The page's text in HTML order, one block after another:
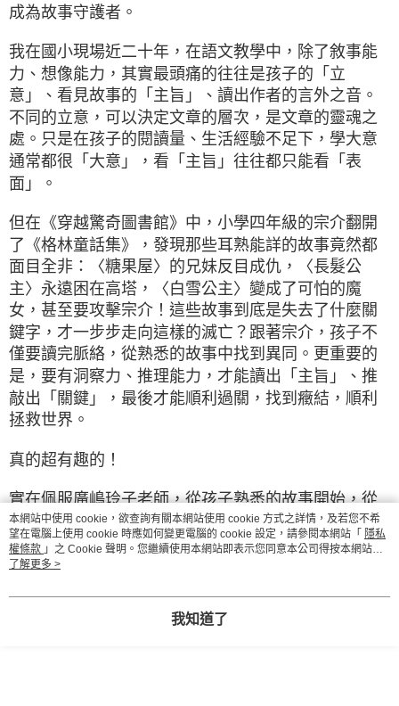
成為故事守護者。
我在國小現場近二十年，在語文教學中，除了敘事能
力、想像能力，其實最頭痛的往往是孩子的「立
意」、看見故事的「主旨」、讀出作者的言外之音。
不同的立意，可以決定文章的層次，是文章的靈魂之
處。只是在孩子的閱讀量、生活經驗不足下，學大意
通常都很「大意」，看「主旨」往往都只能看「表
面」。
但在《穿越驚奇圖書館》中，小學四年級的宗介翻開
了《格林童話集》，發現那些耳熟能詳的故事竟然都
面目全非：〈糖果屋〉的兄妹反目成仇，〈長髮公
主〉永遠困在高塔，〈白雪公主〉變成了可怕的魔
女，甚至要攻擊宗介！這些故事到底是失去了什麼關
鍵字，才一步步走向這樣的滅亡？跟著宗介，孩子不
僅要讀完脈絡，從熟悉的故事中找到異同。更重要的
是，要有洞察力、推理能力，才能讀出「主旨」、推
敲出「關鍵」，最後才能順利過關，找到癥結，順利
拯救世界。
真的超有趣的！
實在佩服廣嶋玲子老師，從孩子熟悉的故事開始，從
舊經驗可以減少許多陌生和不熟悉；在熟悉的老故事
中翻出新意，讓人驚喜，還有能產生互動的推理過
程，真的和密室逃脫遊戲相差無幾，驚奇、有趣、合
我不斷跟著深深呼吸，在揭曉謎題之前，不由自主的
停下閱讀，在心裡悄悄的默念我的答案，然後急著翻
本網站中使用 cookie，欲查詢有關本網站使用 cookie 方式之詳情，及若您不希
望在電腦上使用 cookie 時應如何變更電腦的 cookie 設定，請參閱本網站「 隱私
權條款 」之 Cookie 聲明。您繼續使用本網站即表示您同意本公司得按本網站使
用條款之 Cookie 聲明使用 cookie。
了解更多 >
我知道了